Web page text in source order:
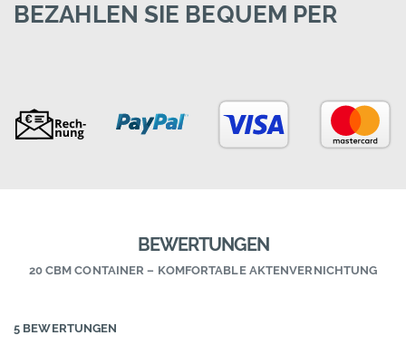
BEZAHLEN SIE BEQUEM PER
BEWERTUNGEN
20 CBM CONTAINER – KOMFORTABLE AKTENVERNICHTUNG
5 BEWERTUNGEN